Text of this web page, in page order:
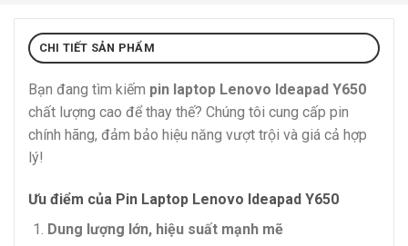
CHI TIẾT SẢN PHẨM
Bạn đang tìm kiếm pin laptop Lenovo Ideapad Y650
chất lượng cao để thay thế? Chúng tôi cung cấp pin
chính hãng, đảm bảo hiệu năng vượt trội và giá cả hợp
lý!
Ưu điểm của Pin Laptop Lenovo Ideapad Y650
Dung lượng lớn, hiệu suất mạnh mẽ